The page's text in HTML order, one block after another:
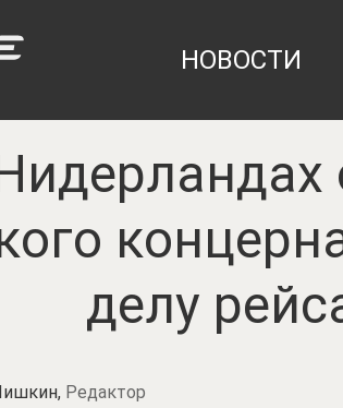
НОВОСТИ
делу
Редактор